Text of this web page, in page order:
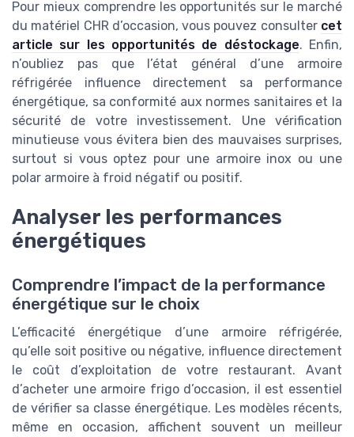
Pour mieux comprendre les opportunités sur le marché
du matériel CHR d’occasion, vous pouvez consulter cet
article sur les opportunités de déstockage. Enfin,
n’oubliez pas que l’état général d’une armoire
réfrigérée influence directement sa performance
énergétique, sa conformité aux normes sanitaires et la
sécurité de votre investissement. Une vérification
minutieuse vous évitera bien des mauvaises surprises,
surtout si vous optez pour une armoire inox ou une
polar armoire à froid négatif ou positif.
Analyser les performances
énergétiques
Comprendre l’impact de la performance
énergétique sur le choix
L’efficacité énergétique d’une armoire réfrigérée,
qu’elle soit positive ou négative, influence directement
le coût d’exploitation de votre restaurant. Avant
d’acheter une armoire frigo d’occasion, il est essentiel
de vérifier sa classe énergétique. Les modèles récents,
même en occasion, affichent souvent un meilleur